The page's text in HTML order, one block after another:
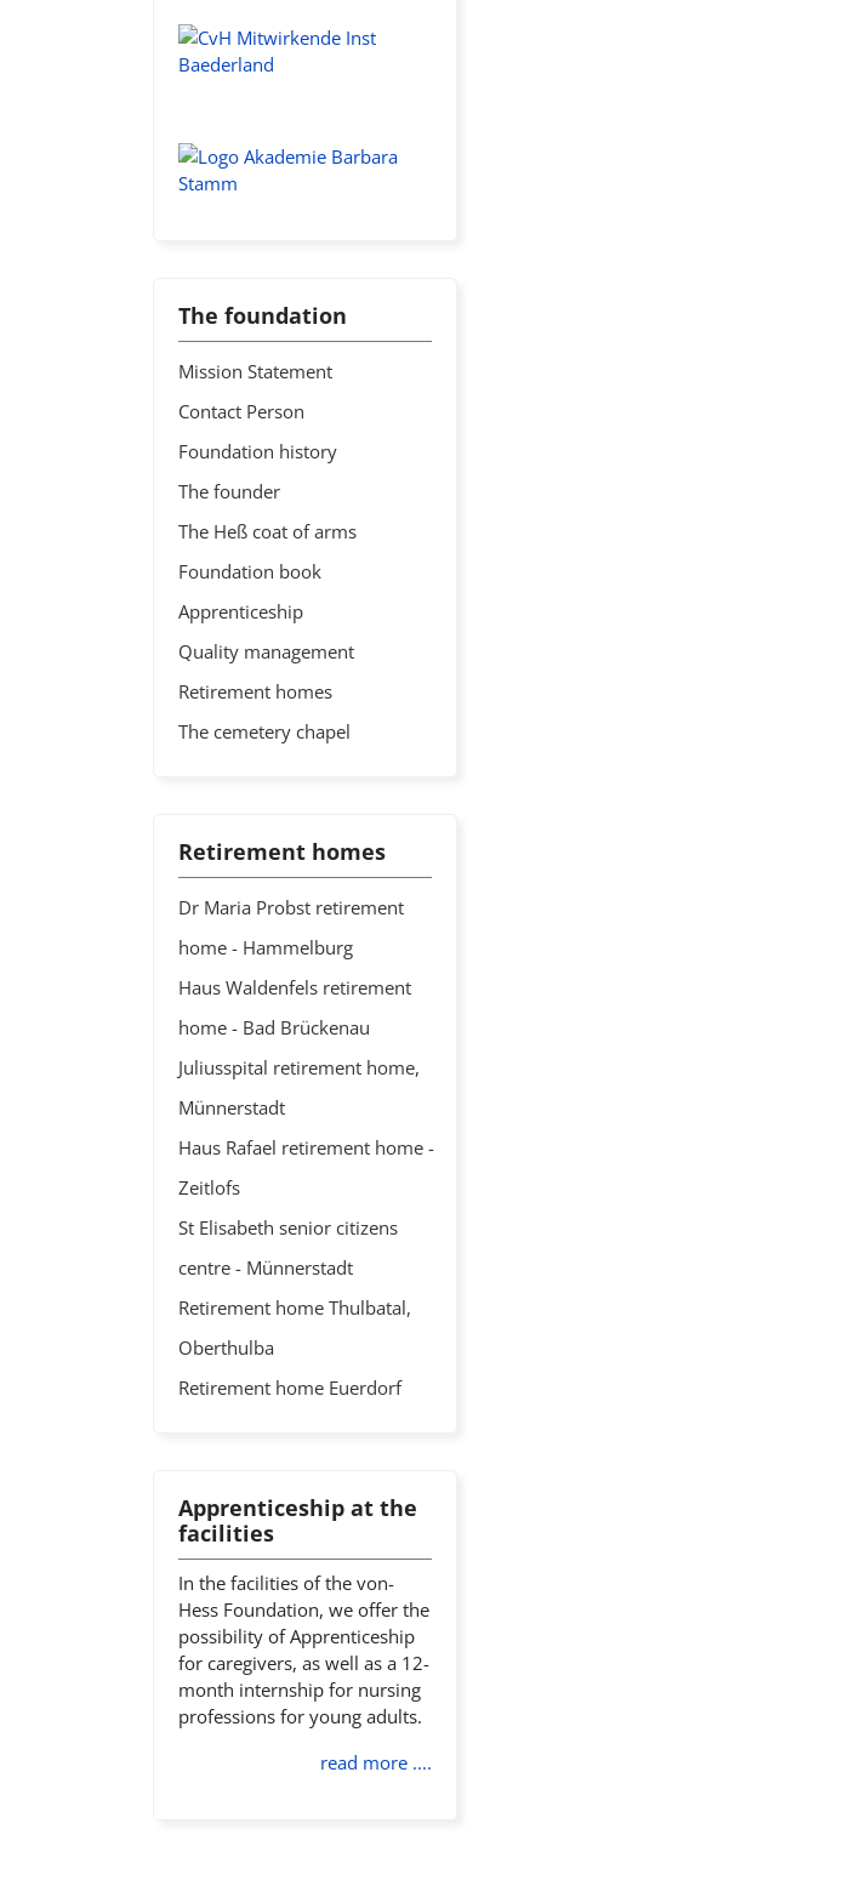
The foundation
Mission Statement
Contact Person
Foundation history
The founder
The Heß coat of arms
Foundation book
Apprenticeship
Quality management
Retirement homes
The cemetery chapel
Retirement homes
Dr Maria Probst retirement
home - Hammelburg
Haus Waldenfels retirement
home - Bad Brückenau
Juliusspital retirement home,
Münnerstadt
Haus Rafael retirement home -
Zeitlofs
St Elisabeth senior citizens
centre - Münnerstadt
Retirement home Thulbatal,
Oberthulba
Retirement home Euerdorf
Apprenticeship at the
facilities
In the facilities of the von-
Hess Foundation, we offer the
possibility of Apprenticeship
for caregivers, as well as a 12-
month internship for nursing
professions for young adults.
read more ....